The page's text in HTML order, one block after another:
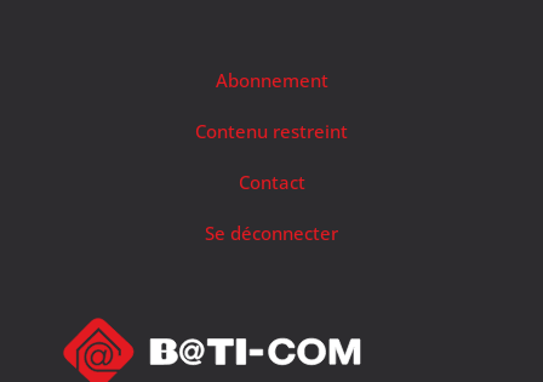
Abonnement
Contenu restreint
Contact
Se déconnecter